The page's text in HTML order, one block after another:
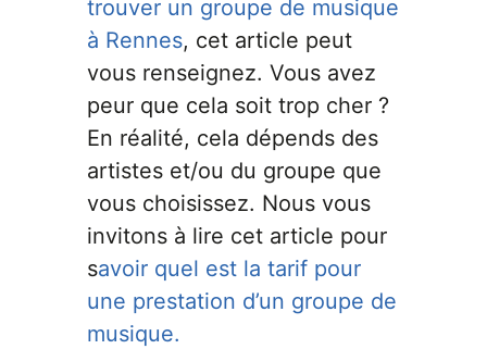
trouver un groupe de musique
à Rennes, cet article peut
vous renseignez. Vous avez
peur que cela soit trop cher ?
En réalité, cela dépends des
artistes et/ou du groupe que
vous choisissez. Nous vous
invitons à lire cet article pour
savoir quel est la tarif pour
une prestation d’un groupe de
musique.